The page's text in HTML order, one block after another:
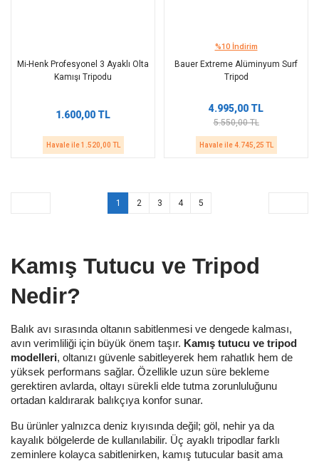
Mi-Henk Profesyonel 3 Ayaklı Olta
Kamışı Tripodu
1.600,00 TL
Havale ile 1.520,00 TL
%10 İndirim
Bauer Extreme Alüminyum Surf
Tripod
4.995,00 TL
5.550,00 TL
Havale ile 4.745,25 TL
1 2 3 4 5
Kamış Tutucu ve Tripod
Nedir?
Balık avı sırasında oltanın sabitlenmesi ve dengede kalması,
avın verimliliği için büyük önem taşır. Kamış tutucu ve tripod
modelleri, oltanızı güvenle sabitleyerek hem rahatlık hem de
yüksek performans sağlar. Özellikle uzun süre bekleme
gerektiren avlarda, oltayı sürekli elde tutma zorunluluğunu
ortadan kaldırarak balıkçıya konfor sunar.
Bu ürünler yalnızca deniz kıyısında değil; göl, nehir ya da
kayalık bölgelerde de kullanılabilir. Üç ayaklı tripodlar farklı
zeminlere kolayca sabitlenirken, kamış tutucular basit ama